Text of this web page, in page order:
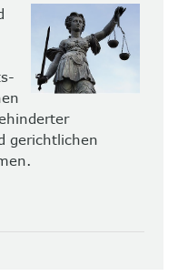
gerichtlichen